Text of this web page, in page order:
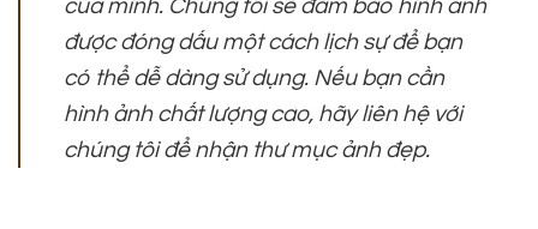
của mình. Chúng tôi sẽ đảm bảo hình ảnh
được đóng dấu một cách lịch sự để bạn
có thể dễ dàng sử dụng. Nếu bạn cần
hình ảnh chất lượng cao, hãy liên hệ với
chúng tôi để nhận thư mục ảnh đẹp.